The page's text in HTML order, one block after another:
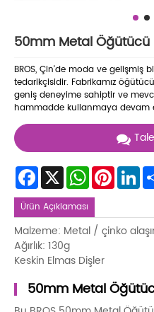
50mm Metal Öğütücü
BROS, Çin'de moda ve
tedarikçisidir. Fabrikamız
geniş deneyime sahiptir ve
hammadde kullanmaya devam
Facebook
X WhatsAppPinterest
Ürün Açıklaması
Malzeme: Metal / çinko
Ağırlık: 130g
Keskin Elmas Dişler
50mm Metal